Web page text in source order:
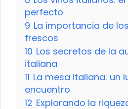
perfecto
9 La importancia de
frescos
10 Los secretos de la
italiana
11 La mesa italiana: un
encuentro
12 Explorando la